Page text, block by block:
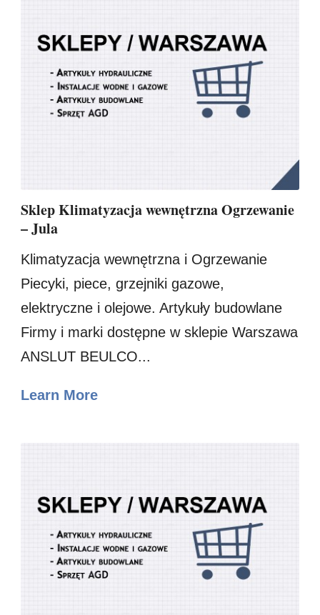
Sklep Klimatyzacja wewnętrzna Ogrzewanie
– Jula
Klimatyzacja wewnętrzna i Ogrzewanie
Piecyki, piece, grzejniki gazowe,
elektryczne i olejowe. Artykuły budowlane
Firmy i marki dostępne w sklepie Warszawa
ANSLUT BEULCO...
Learn More